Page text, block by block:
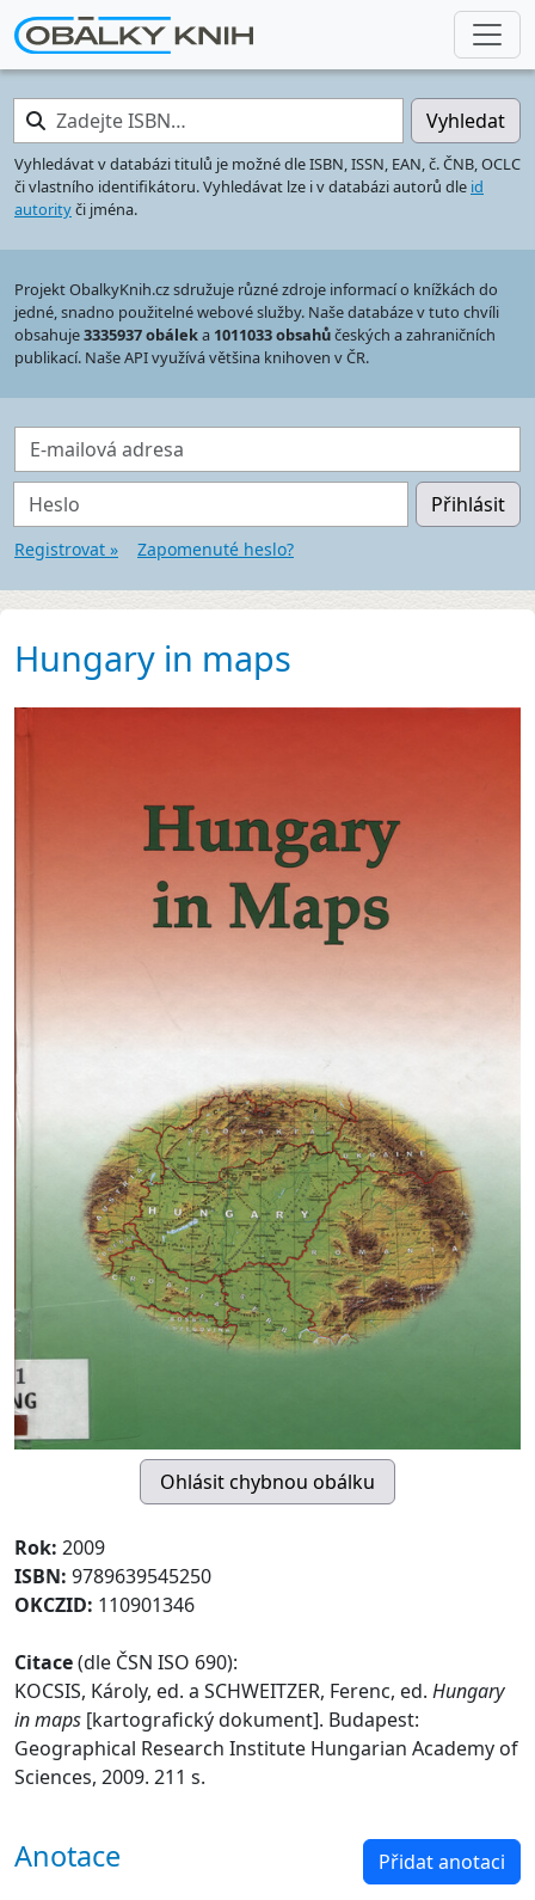
Zadejte ISBN… Vyhledat
Vyhledávat v databázi titulů je možné dle ISBN, ISSN, EAN, č. ČNB, OCLC
či vlastního identifikátoru. Vyhledávat lze i v databázi autorů dle id
autorityči jména.
Projekt ObalkyKnih.cz sdružuje různé zdroje informací o knížkách do
jedné, snadno použitelné webové služby. Naše databáze v tuto chvíli
obsahuje3335937 obáleka 1011033 obsahůčeských a zahraničních
publikací. Naše API využívá většina knihoven v ČR.
E-mailová adresa
Heslo Přihlásit
Registrovat » Zapomenuté heslo?
Hungary in maps
Rok: 2009
ISBN: 9789639545250
OKCZID: 110901346
Citace(dle ČSN ISO 690):
KOCSIS, Károly, ed. a SCHWEITZER, Ferenc, ed. Hungary
in maps [kartografický dokument]. Budapest:
Geographical Research Institute Hungarian Academy of
Sciences, 2009. 211 s.
Anotace Přidat anotaci